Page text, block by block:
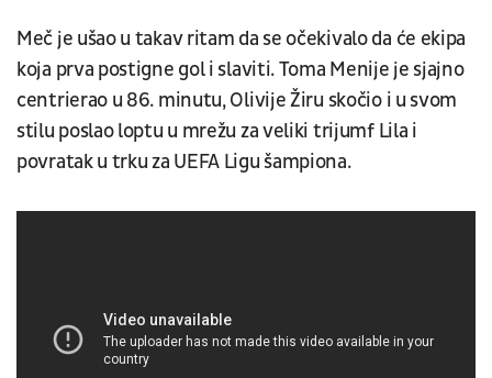
Meč je ušao u takav ritam da se očekivalo da će ekipa
koja prva postigne gol i slaviti. Toma Menije je sjajno
centrierao u 86. minutu, Olivije Žiru skočio i u svom
stilu poslao loptu u mrežu za veliki trijumf Lila i
povratak u trku za UEFA Ligu šampiona.